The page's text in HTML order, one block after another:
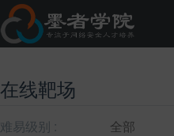
在线靶场
难易级别 : 全部